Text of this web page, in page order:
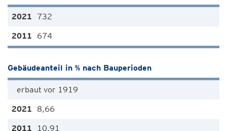
732
674
Gebäudeanteil in % nach Bauperioden
erbaut vor 1919
8,66
10,91